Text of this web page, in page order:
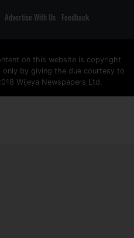
Advertise With Us Feedback
on this website is copyright
by giving the due courtesy to
Wijeya Newspapers Ltd.